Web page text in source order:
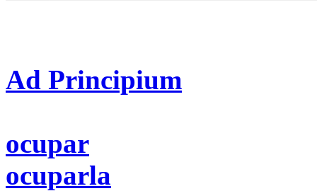
Ad Principium
ocupar
ocuparla